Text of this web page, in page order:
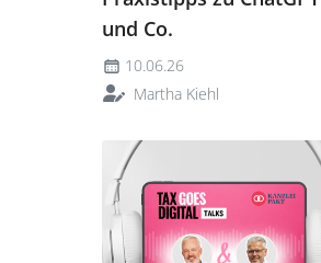
und Co.
10.06.26
Martha Kiehl